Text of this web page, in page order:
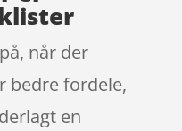
når der
bedre fordele,
en